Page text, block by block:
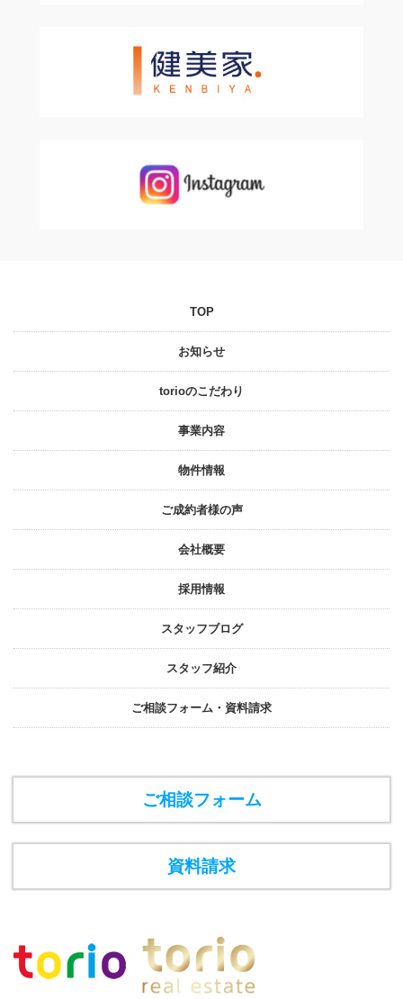
TOP
お知らせ
torioのこだわり
事業内容
物件情報
ご成約者様の声
会社概要
採⽤情報
スタッフブログ
スタッフ紹介
ご相談フォーム・資料請求
ご相談フォーム
資料請求